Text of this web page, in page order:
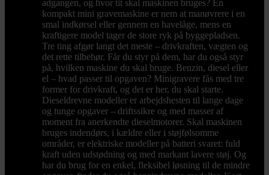
adgangen, og hvor tit skal maskinen bruges? En
kompakt mini gravemaskine er nem at manøvrere i en
smal indkørsel eller gennem en havelåge, mens en
kraftigere model tager de store ryk på byggepladsen.
Tre ting afgør langt det meste – drivkraften, vægten og
det rette tilbehør. Får du styr på dem, har du også styr
på, hvilken maskine du skal bruge. Benzin, diesel eller
el – hvad passer til opgaven? Minigravere fås med tre
former for drivkraft, og det er her, du skal starte.
Dieseldrevne modeller er arbejdshesten til lange dage
og tunge opgaver – driftssikre og med masser af
moment fra anerkendte dieselmotorer. Skal maskinen
bruges indendørs, i kældre eller i støjfølsomme
områder, er elektriske modeller på batteri svaret: fuld
kraft uden udstødning og med markant lavere støj. Og
har du brug for en enkel, fleksibel løsning til de mindre